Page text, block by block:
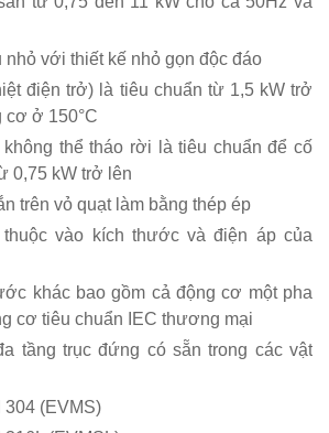
nhỏ với thiết kế nhỏ gọn độc đáo
điện trở) là tiêu chuẩn từ 1,5 kW trở
cơ ở 150°C
thể tháo rời là tiêu chuẩn để cố
0,75 kW trở lên
trên vỏ quạt làm bằng thép ép
thuộc vào kích thước và điện áp của
khác bao gồm cả động cơ một pha
cơ tiêu chuẩn IEC thương mại
tầng trục đứng có sẵn trong các vật
304 (EVMS)